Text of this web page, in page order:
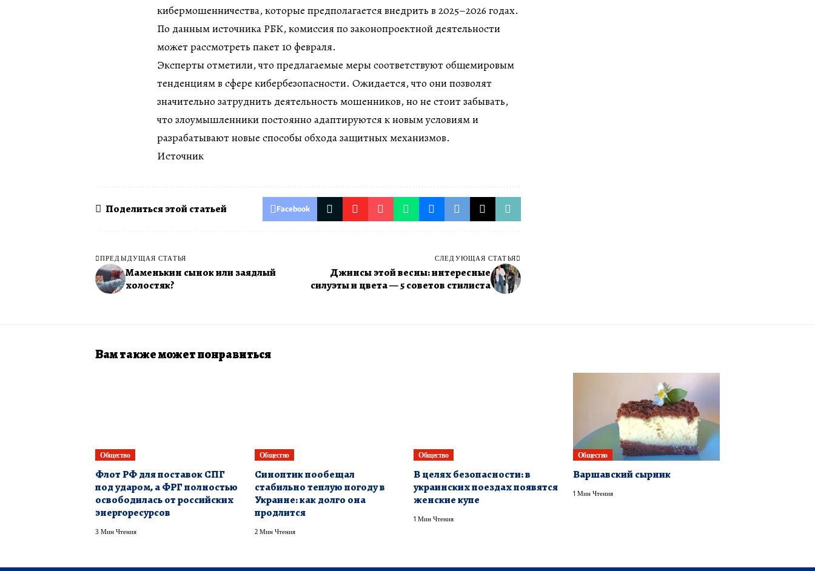
кибермошенничества, которые предполагается внедрить в 2025–2026 годах.
По данным источника РБК, комиссия по законопроектной деятельности
может рассмотреть пакет 10 февраля.
Эксперты отметили, что предлагаемые меры соответствуют общемировым
тенденциям в сфере кибербезопасности. Ожидается, что они позволят
значительно затруднить деятельность мошенников, но не стоит забывать,
что злоумышленники постоянно адаптируются к новым условиям и
разрабатывают новые способы обхода защитных механизмов.
Источник
Поделиться этой статьей Facebook
ПРЕДЫДУЩАЯ СТАТЬЯ
Маменькин сынок или заядлый
холостяк?
СЛЕДУЮЩАЯ СТАТЬЯ
Джинсы этой весны: интересные
силуэты и цвета — 5 советов стилиста
Вам также может понравиться
Общество
Флот РФ для поставок СПГ
под ударом, а ФРГ полностью
освободилась от российских
энергоресурсов
3 Мин Чтения
Общество
Синоптик пообещал
стабильно теплую погоду в
Украине: как долго она
продлится
2 Мин Чтения
Общество
В целях безопасности: в
украинских поездах появятся
женские купе
1 Мин Чтения
Общество
Варшавский сырник
1 Мин Чтения